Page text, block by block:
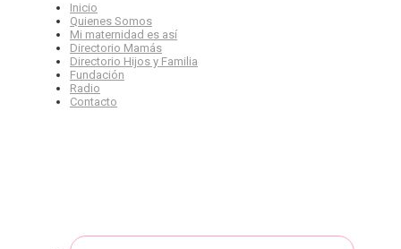
Inicio
Quienes Somos
Mi maternidad es así
Directorio Mamás
Directorio Hijos y Familia
Fundación
Radio
Contacto